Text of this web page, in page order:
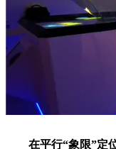
在平行“象限”定